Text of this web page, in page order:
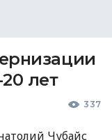
лет
337
Чубайс